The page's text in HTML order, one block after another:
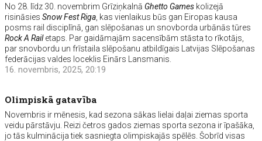
No 28. līdz 30. novembrim Grīziņkalnā Ghetto Games kolizejā
risināsiesSnow Fest Riga , kas vienlaikus būs gan Eiropas kausa
posms rail disciplīnā, gan slēpošanas un snovborda urbānās tūres
Rock A Railetaps. Par gaidāmajām sacensībām stāsta to rīkotājs,
par snovbordu un frīstaila slēpošanu atbildīgais Latvijas Slēpošanas
federācijas valdes loceklis Einārs Lansmanis.
16. novembris, 2025, 20:19
Olimpiskā gatavība
Novembris ir mēnesis, kad sezona sākas lielai daļai ziemas sporta
veidu pārstāvju. Reizi četros gados ziemas sporta sezona ir īpašāka,
jo tās kulminācija tiek sasniegta olimpiskajās spēlēs. Šobrīd visas